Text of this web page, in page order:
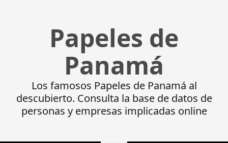
Papeles de
Panamá
Los famosos Papeles de Panamá al
descubierto. Consulta la base de datos de
personas y empresas implicadas online